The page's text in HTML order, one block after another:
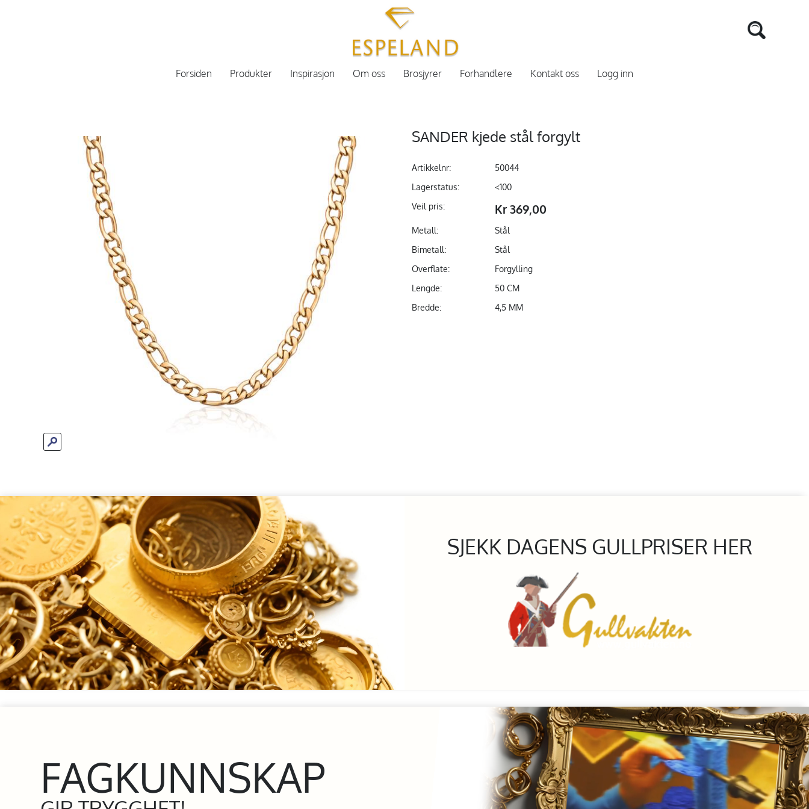
Forsiden Produkter Inspirasjon Om oss Brosjyrer Forhandlere Kontakt oss Logg inn
SANDER kjede stål forgylt
Artikkelnr:
50044
Lagerstatus:
<100
Veil pris:
Kr 369,00
Metall:
Stål
Bimetall:
Stål
Overflate:
Forgylling
Lengde:
50 CM
Bredde:
4,5 MM
SJEKK DAGENS GULLPRISER HER
FAGKUNNSKAP